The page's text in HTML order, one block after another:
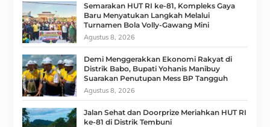
Semarakan HUT RI ke-81, Kompleks Gaya
Baru Menyatukan Langkah Melalui
Turnamen Bola Volly-Gawang Mini
Agustus 8, 2026
Demi Menggerakkan Ekonomi Rakyat di
Distrik Babo, Bupati Yohanis Manibuy
Suarakan Penutupan Mess BP Tangguh
Agustus 8, 2026
Jalan Sehat dan Doorprize Meriahkan HUT RI
ke-81 di Distrik Tembuni